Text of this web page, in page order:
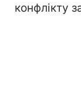
конфлікту